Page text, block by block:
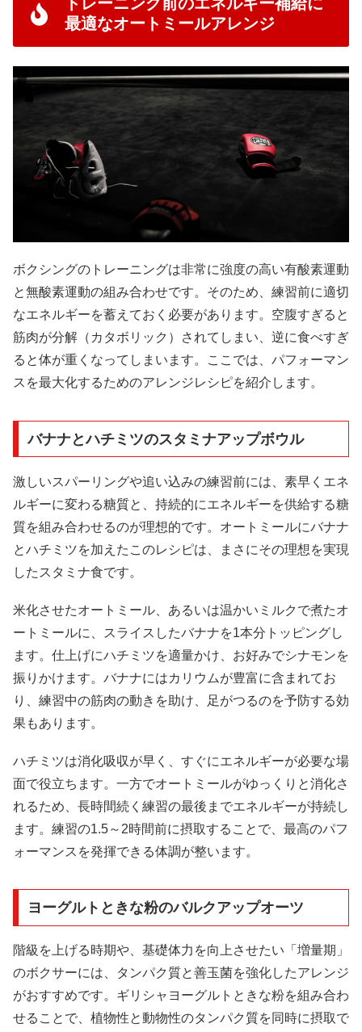
最適なオートミールアレンジ
ボクシングのトレーニングは非常に強度の高い有酸素運動
と無酸素運動の組み合わせです。そのため、練習前に適切
なエネルギーを蓄えておく必要があります。空腹すぎると
筋肉が分解（カタボリック）されてしまい、逆に食べすぎ
ると体が重くなってしまいます。ここでは、パフォーマン
スを最大化するためのアレンジレシピを紹介します。
バナナとハチミツのスタミナアップボウル
激しいスパーリングや追い込みの練習前には、素早くエネ
ルギーに変わる糖質と、持続的にエネルギーを供給する糖
質を組み合わせるのが理想的です。オートミールにバナナ
とハチミツを加えたこのレシピは、まさにその理想を実現
したスタミナ食です。
米化させたオートミール、あるいは温かいミルクで煮たオ
ートミールに、スライスしたバナナを1本分トッピングし
ます。仕上げにハチミツを適量かけ、お好みでシナモンを
振りかけます。バナナにはカリウムが豊富に含まれてお
り、練習中の筋肉の動きを助け、足がつるのを予防する効
果もあります。
ハチミツは消化吸収が早く、すぐにエネルギーが必要な場
面で役立ちます。一方でオートミールがゆっくりと消化さ
れるため、長時間続く練習の最後までエネルギーが持続し
ます。練習の1.5～2時間前に摂取することで、最高のパフ
ォーマンスを発揮できる体調が整います。
ヨーグルトときな粉のバルクアップオーツ
階級を上げる時期や、基礎体力を向上させたい「増量期」
のボクサーには、タンパク質と善玉菌を強化したアレンジ
がおすすめです。ギリシャヨーグルトときな粉を組み合わ
せることで、植物性と動物性のタンパク質を同時に摂取で